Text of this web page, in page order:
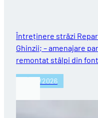
Întreținere străzi
Ghinzii; – amenajare
remontat stâlpi din
27/07/2026